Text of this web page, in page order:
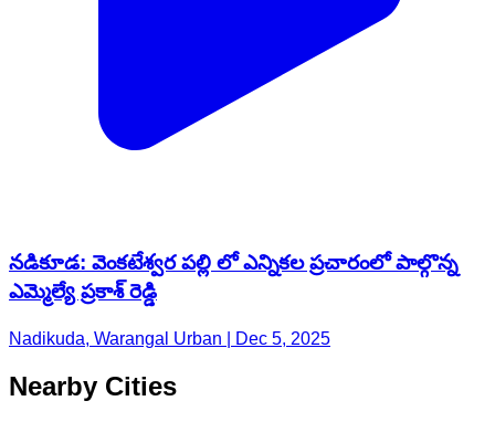
నడికూడ: వెంకటేశ్వర పల్లి లో ఎన్నికల ప్రచారంలో పాల్గొన్న
ఎమ్మెల్యే ప్రకాశ్ రెడ్డి
Nadikuda, Warangal Urban | Dec 5, 2025
Nearby Cities